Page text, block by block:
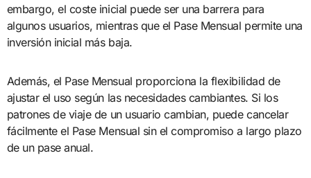
embargo, el coste inicial puede ser una barrera para
algunos usuarios, mientras que el Pase Mensual permite una
inversión inicial más baja.
Además, el Pase Mensual proporciona la flexibilidad de
ajustar el uso según las necesidades cambiantes. Si los
patrones de viaje de un usuario cambian, puede cancelar
fácilmente el Pase Mensual sin el compromiso a largo plazo
de un pase anual.